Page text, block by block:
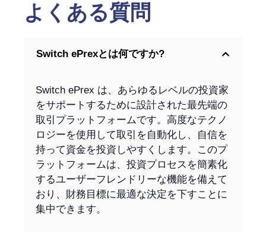
よくある質問
Switch ePrexとは何ですか?
Switch ePrex は、あらゆるレベルの投資家
をサポートするために設計された最先端の
取引プラットフォームです。高度なテクノ
ロジーを使用して取引を自動化し、自信を
持って資金を投資しやすくします。このプ
ラットフォームは、投資プロセスを簡素化
するユーザーフレンドリーな機能を備えて
おり、財務目標に最適な決定を下すことに
集中できます。